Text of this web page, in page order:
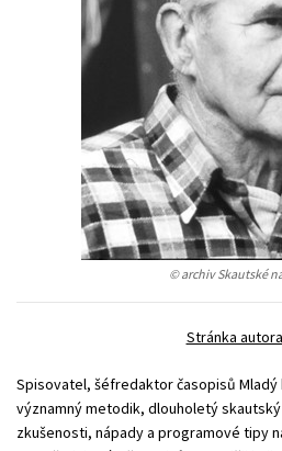
Young adult (SK)
Zahraniční
Všechny
© archiv Skautské
Stránka autora
Spisovatel, šéfredaktor časopisů Mladý
významný metodik, dlouholetý
zkušenosti, nápady a programové tipy